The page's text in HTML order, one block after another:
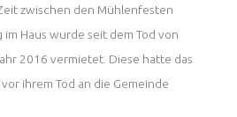
zwischen den Mühlenfesten
Haus wurde seit dem Tod von
2016 vermietet. Diese hatte das
ihrem Tod an die Gemeinde